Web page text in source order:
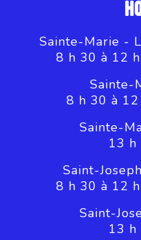
Sainte-Marie -
8 h 30 à 12
Sainte-
8 h 30 à
Sainte-
13 h
Saint-
8 h 30 à 12
Saint-
13 h